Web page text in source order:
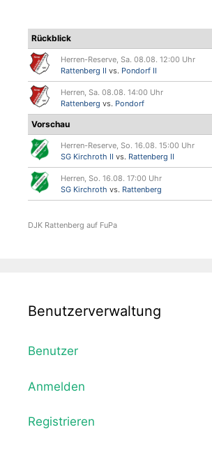
Rückblick
Herren-Reserve, Sa. 08.08. 12:00 Uhr
Rattenberg II vs. Pondorf II
Herren, Sa. 08.08. 14:00 Uhr
Rattenberg vs. Pondorf
Vorschau
Herren-Reserve, So. 16.08. 15:00 Uhr
SG Kirchroth II vs. Rattenberg II
Herren, So. 16.08. 17:00 Uhr
SG Kirchroth vs. Rattenberg
DJK Rattenberg auf FuPa
Benutzerverwaltung
Benutzer
Anmelden
Registrieren